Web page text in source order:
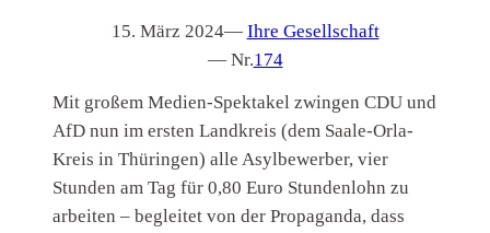
15. März 2024— Ihre Gesellschaft
— Nr.174
Mit großem Medien-Spektakel zwingen CDU und
AfD nun im ersten Landkreis (dem Saale-Orla-
Kreis in Thüringen) alle Asylbewerber, vier
Stunden am Tag für 0,80 Euro Stundenlohn zu
arbeiten – begleitet von der Propaganda, dass